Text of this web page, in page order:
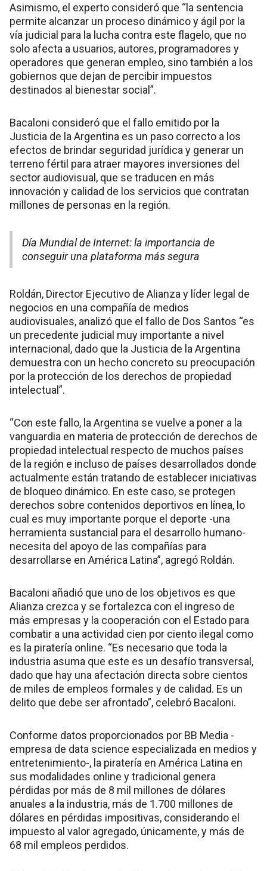
Asimismo, el experto consideró que “la sentencia
permite alcanzar un proceso dinámico y ágil por la
vía judicial para la lucha contra este flagelo, que no
solo afecta a usuarios, autores, programadores y
operadores que generan empleo, sino también a los
gobiernos que dejan de percibir impuestos
destinados al bienestar social”.
Bacaloni consideró que el fallo emitido por la
Justicia de la Argentina es un paso correcto a los
efectos de brindar seguridad jurídica y generar un
terreno fértil para atraer mayores inversiones del
sector audiovisual, que se traducen en más
innovación y calidad de los servicios que contratan
millones de personas en la región.
Día Mundial de Internet: la importancia de
conseguir una plataforma más segura
Roldán, Director Ejecutivo de Alianza y líder legal de
negocios en una compañía de medios
audiovisuales, analizó que el fallo de Dos Santos “es
un precedente judicial muy importante a nivel
internacional, dado que la Justicia de la Argentina
demuestra con un hecho concreto su preocupación
por la protección de los derechos de propiedad
intelectual”.
“Con este fallo, la Argentina se vuelve a poner a la
vanguardia en materia de protección de derechos de
propiedad intelectual respecto de muchos países
de la región e incluso de países desarrollados donde
actualmente están tratando de establecer iniciativas
de bloqueo dinámico. En este caso, se protegen
derechos sobre contenidos deportivos en línea, lo
cual es muy importante porque el deporte -una
herramienta sustancial para el desarrollo humano-
necesita del apoyo de las compañías para
desarrollarse en América Latina”, agregó Roldán.
Bacaloni añadió que uno de los objetivos es que
Alianza crezca y se fortalezca con el ingreso de
más empresas y la cooperación con el Estado para
combatir a una actividad cien por ciento ilegal como
es la piratería online. “Es necesario que toda la
industria asuma que este es un desafío transversal,
dado que hay una afectación directa sobre cientos
de miles de empleos formales y de calidad. Es un
delito que debe ser afrontado”, celebró Bacaloni.
Conforme datos proporcionados por BB Media -
empresa de data science especializada en medios y
entretenimiento-, la piratería en América Latina en
sus modalidades online y tradicional genera
pérdidas por más de 8 mil millones de dólares
anuales a la industria, más de 1.700 millones de
dólares en pérdidas impositivas, considerando el
impuesto al valor agregado, únicamente, y más de
68 mil empleos perdidos.